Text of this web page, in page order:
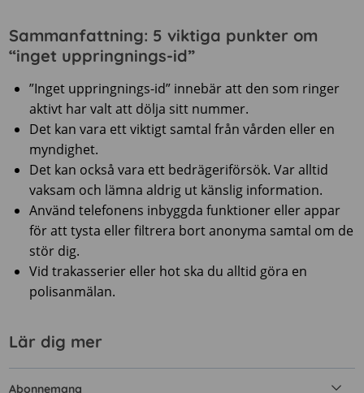
Sammanfattning: 5 viktiga punkter om
“inget uppringnings-id”
”Inget uppringnings-id” innebär att den som ringer
aktivt har valt att dölja sitt nummer.
Det kan vara ett viktigt samtal från vården eller en
myndighet.
Det kan också vara ett bedrägeriförsök. Var alltid
vaksam och lämna aldrig ut känslig information.
Använd telefonens inbyggda funktioner eller appar
för att tysta eller filtrera bort anonyma samtal om de
stör dig.
Vid trakasserier eller hot ska du alltid göra en
polisanmälan.
Lär dig mer
Abonnemang